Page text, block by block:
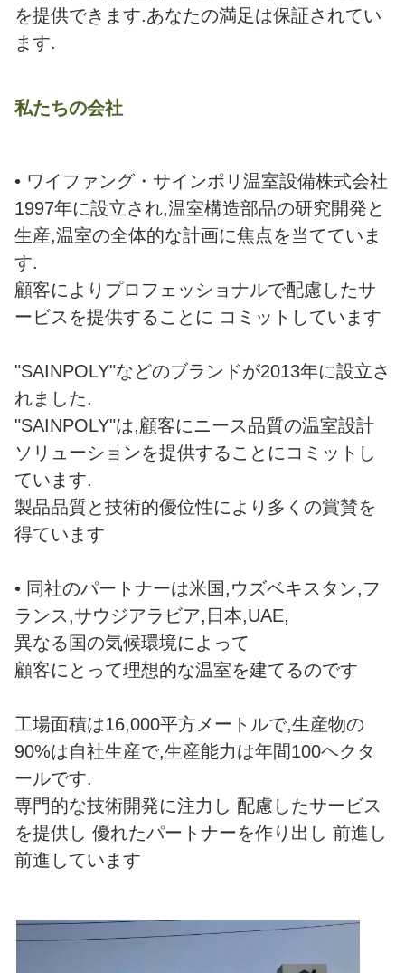
を提供できます.あなたの満足は保証されてい
ます.
私たちの会社
• ワイファング・サインポリ温室設備株式会社
1997年に設立され,温室構造部品の研究開発と
生産,温室の全体的な計画に焦点を当てていま
す.
顧客によりプロフェッショナルで配慮したサ
ービスを提供することに コミットしています
"SAINPOLY"などのブランドが2013年に設立さ
れました.
"SAINPOLY"は,顧客にニース品質の温室設計
ソリューションを提供することにコミットし
ています.
製品品質と技術的優位性により多くの賞賛を
得ています
• 同社のパートナーは米国,ウズベキスタン,フ
ランス,サウジアラビア,日本,UAE,
異なる国の気候環境によって
顧客にとって理想的な温室を建てるのです
工場面積は16,000平方メートルで,生産物の
90%は自社生産で,生産能力は年間100ヘクタ
ールです.
専門的な技術開発に注力し 配慮したサービス
を提供し 優れたパートナーを作り出し 前進し
前進しています